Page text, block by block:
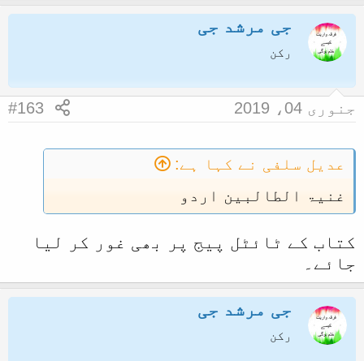
جی مرشد جی
رکن
جنوری 04، 2019 #163
عدیل سلفی نے کہا ہے:
غنیۃ الطالبین اردو
کتاب کے ٹائٹل پیج پر بھی غور کر لیا
جائے۔
جی مرشد جی
رکن